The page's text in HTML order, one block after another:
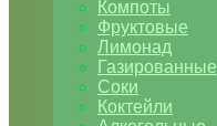
Компоты
Фруктовые
Лимонад
Газированные
Соки
Коктейли